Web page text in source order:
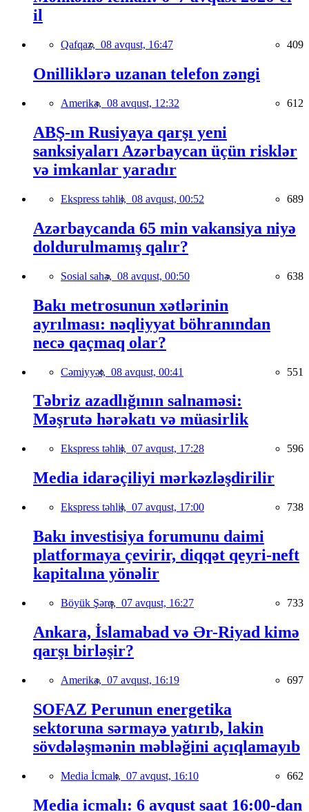
il
Qafqaz, 08 avqust, 16:47 409
Onilliklərə uzanan telefon zəngi
Amerika, 08 avqust, 12:32 612
ABŞ-ın Rusiyaya qarşı yeni
sanksiyaları Azərbaycan üçün risklər
və imkanlar yaradır
Ekspress təhlil, 08 avqust, 00:52 689
Azərbaycanda 65 min vakansiya niyə
doldurulmamış qalır?
Sosial sahə, 08 avqust, 00:50 638
Bakı metrosunun xətlərinin
ayrılması: nəqliyyat böhranından
necə qaçmaq olar?
Cəmiyyət, 08 avqust, 00:41 551
Təbriz azadlığının salnaməsi:
Məşrutə hərəkatı və müasirlik
Ekspress təhlil, 07 avqust, 17:28 596
Media idarəçiliyi mərkəzləşdirilir
Ekspress təhlil, 07 avqust, 17:00 738
Bakı investisiya forumunu daimi
platformaya çevirir, diqqət qeyri-neft
kapitalına yönəlir
Böyük Şərq, 07 avqust, 16:27 733
Ankara, İslamabad və Ər-Riyad kimə
qarşı birləşir?
Amerika, 07 avqust, 16:19 697
SOFAZ Perunun energetika
sektoruna sərmayə yatırıb, lakin
sövdələşmənin məbləğini açıqlamayıb
Media İcmalı, 07 avqust, 16:10 662
Media icmalı: 6 avqust saat 16:00-dan